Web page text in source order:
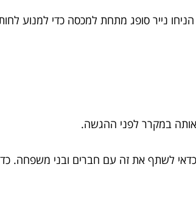
נייר סופג מתחת למכסה כדי למנוע
במקרר לפני ההגשה.
כדאי לשתף את זה עם חברים ובני משפחה.